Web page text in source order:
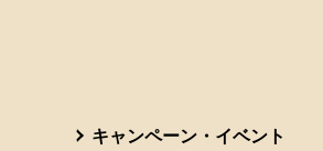
キャンペーン・イベント